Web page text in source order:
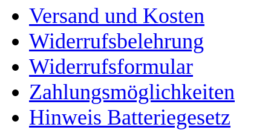
Versand und Kosten
Widerrufsbelehrung
Widerrufsformular
Zahlungsmöglichkeiten
Hinweis Batteriegesetz